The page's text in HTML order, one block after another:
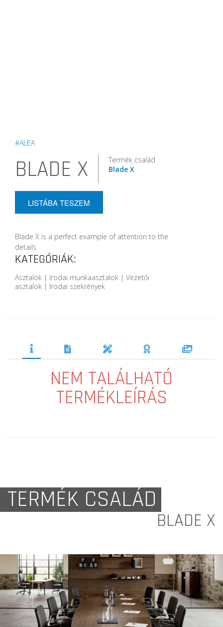
#ALEA
BLADE X
Termék család
Blade X
LISTÁBA TESZEM
Blade X is a perfect example of attention to the
details
KATEGÓRIÁK:
Asztalok | Irodai munkaasztalok | Vezetői
asztalok | Irodai szekrények
NEM TALÁLHATÓ
TERMÉKLEÍRÁS
TERMÉK CSALÁD
BLADE X